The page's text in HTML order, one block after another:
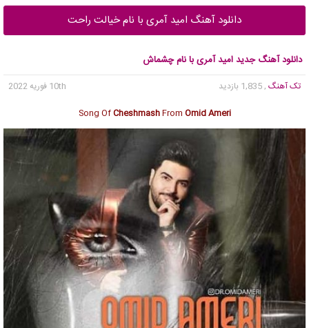
دانلود آهنگ امید آمری با نام خیالت راحت
دانلود آهنگ جدید امید آمری با نام چشماش
تک آهنگ , 1,835 بازدید
10th فوریه 2022
Song OfCheshmashFrom Omid Ameri